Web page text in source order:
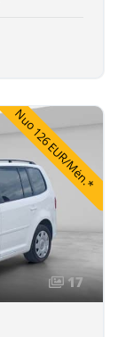
Nuo 126 EUR/Mėn.*
17